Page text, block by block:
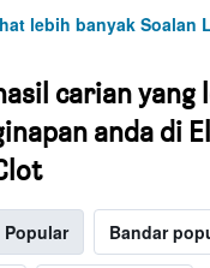
lebih banyak Soalan
carian yang
anda di
Popular Bandar